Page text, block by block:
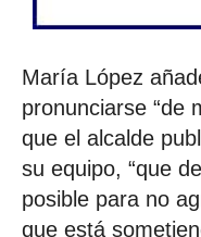
María López
pronunciarse “de
que el alcalde
su equipo, “que
posible para no
que está